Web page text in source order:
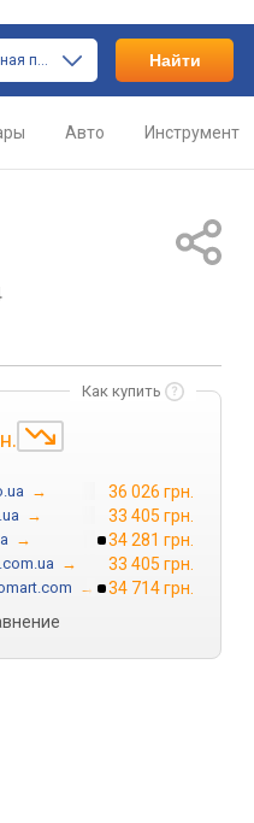
только оперативная память Найти
Авто Инструмент
Как купить
→ 36 026 грн.
→ 33 405 грн.
→ 34 281 грн.
→ 33 405 грн.
→
34 714 грн.